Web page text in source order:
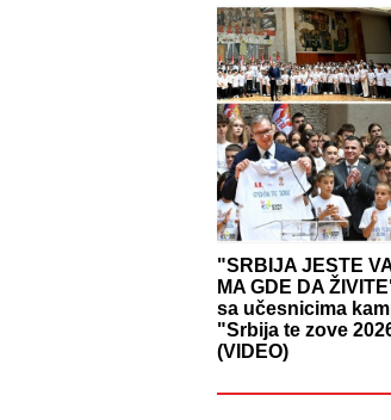
"SRBIJA JESTE
MA GDE DA
sa učesnicima
"Srbija te zove
(VIDEO)